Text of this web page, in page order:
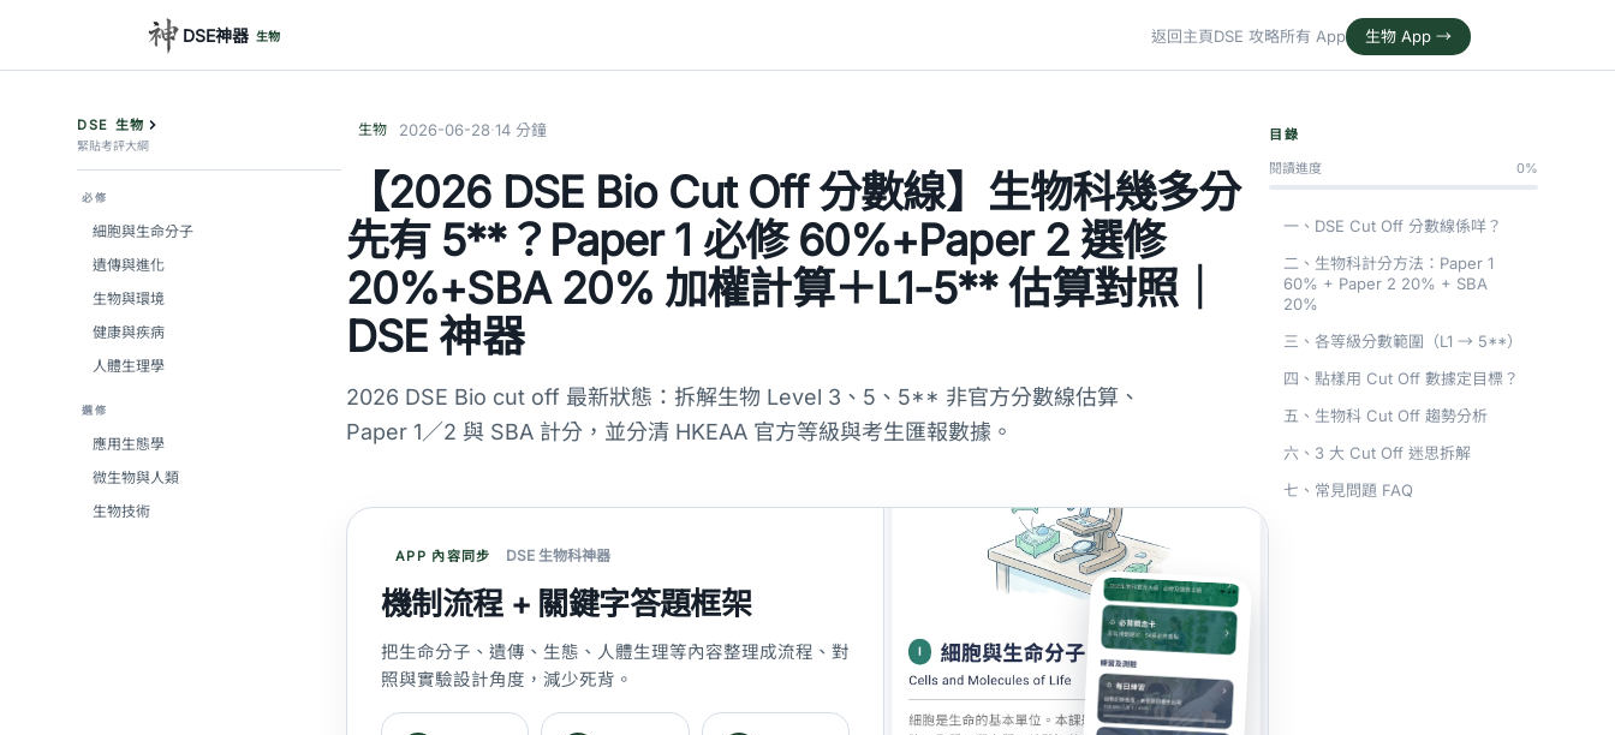
DSE神器 生物 返回主頁DSE 攻略所有 App 生物 App →
DSE 生物
緊貼考評大綱
必修
細胞與生命分子
遺傳與進化
生物與環境
健康與疾病
人體生理學
選修
應用生態學
微生物與人類
生物技術
生物 2026-06-28·14 分鐘
【2026 DSE Bio Cut Off 分數線】生物科幾多分
先有 5**？Paper 1 必修 60%+Paper 2 選修
20%+SBA 20% 加權計算＋L1-5** 估算對照｜
DSE 神器
2026 DSE Bio cut off 最新狀態：拆解生物 Level 3、5、5** 非官方分數線估算、
Paper 1／2 與 SBA 計分，並分清 HKEAA 官方等級與考生匯報數據。
APP 內容同步 DSE 生物科神器
機制流程 + 關鍵字答題框架
把生命分子、遺傳、生態、人體生理等內容整理成流程、對
照與實驗設計角度，減少死背。
目錄
閱讀進度
0%
一、DSE Cut Off 分數線係咩？
二、生物科計分方法：Paper 1
60% + Paper 2 20% + SBA
20%
三、各等級分數範圍（L1 → 5**）
四、點樣用 Cut Off 數據定目標？
五、生物科 Cut Off 趨勢分析
六、3 大 Cut Off 迷思拆解
七、常見問題 FAQ